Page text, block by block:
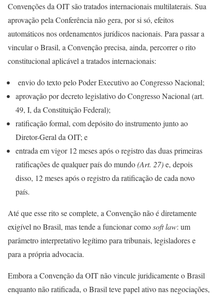
Convenções da OIT são tratados internacionais multilaterais. Sua
aprovação pela Conferência não gera, por si só, efeitos
automáticos nos ordenamentos jurídicos nacionais. Para passar a
vincular o Brasil, a Convenção precisa, ainda, percorrer o rito
constitucional aplicável a tratados internacionais:
envio do texto pelo Poder Executivo ao Congresso Nacional;
aprovação por decreto legislativo do Congresso Nacional (art.
49, I, da Constituição Federal);
ratificação formal, com depósito do instrumento junto ao
Diretor-Geral da OIT; e
entrada em vigor 12 meses após o registro das duas primeiras
ratificações de qualquer país do mundo(Art. 27)e, depois
disso, 12 meses após o registro da ratificação de cada novo
país.
Até que esse rito se complete, a Convenção não é diretamente
exigível no Brasil, mas tende a funcionar comosoft law: um
parâmetro interpretativo legítimo para tribunais, legisladores e
para a própria advocacia.
Embora a Convenção da OIT não vincule juridicamente o Brasil
enquanto não ratificada, o Brasil teve papel ativo nas negociações,